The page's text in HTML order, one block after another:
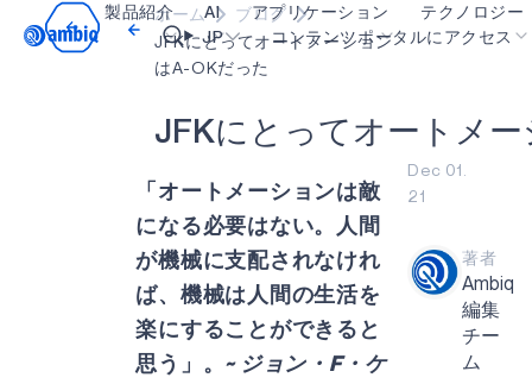
製品紹介 AI アプリケーション
ヘルスケア
スマート・リモコン
スマートホームとビル
スマートカード
ウェアラブル
ゲーミング
テクノロジー
blueSPOT
neuralSPOT
SPOT
turboSPOT
JP コンテンツポータルにアクセス
ホーム
ブログ
JFKにとってオートメーション
はA-OKだった
J F Kに と っ て オ ー ト メ ー
「オートメーションは敵
になる必要はない。人間
が機械に支配されなけれ
ば、機械は人間の生活を
楽にすることができると
思う」。 ~ ジョン・F・ケ
Dec 01.
21
著者
Ambiq
編集
チー
ム
Video title